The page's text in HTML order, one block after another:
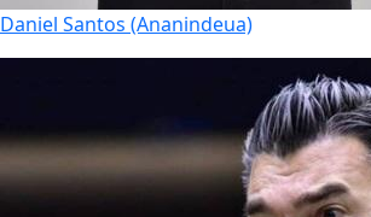
Daniel Santos (Ananindeua)